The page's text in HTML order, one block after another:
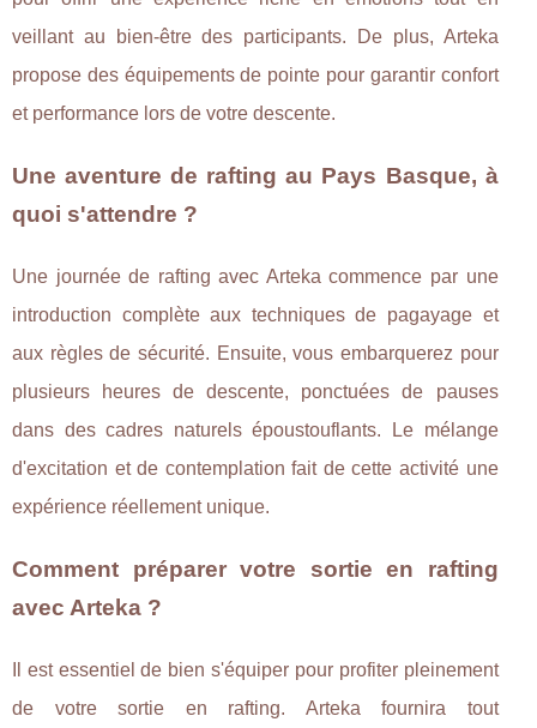
veillant au bien-être des participants. De plus, Arteka
propose des équipements de pointe pour garantir confort
et performance lors de votre descente.
Une aventure de rafting au Pays Basque, à
quoi s'attendre ?
Une journée de rafting avec Arteka commence par une
introduction complète aux techniques de pagayage et
aux règles de sécurité. Ensuite, vous embarquerez pour
plusieurs heures de descente, ponctuées de pauses
dans des cadres naturels époustouflants. Le mélange
d'excitation et de contemplation fait de cette activité une
expérience réellement unique.
Comment préparer votre sortie en rafting
avec Arteka ?
Il est essentiel de bien s'équiper pour profiter pleinement
de votre sortie en rafting. Arteka fournira tout